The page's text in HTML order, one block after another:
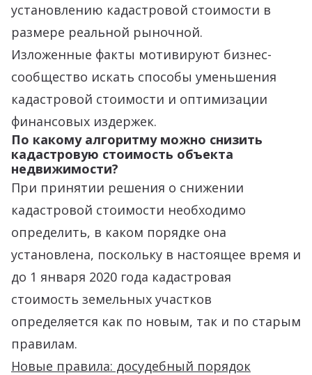
установлению кадастровой стоимости в
размере реальной рыночной.
Изложенные факты мотивируют бизнес-
сообщество искать способы уменьшения
кадастровой стоимости и оптимизации
финансовых издержек.
По какому алгоритму можно снизить
кадастровую стоимость объекта
недвижимости?
При принятии решения о снижении
кадастровой стоимости необходимо
определить, в каком порядке она
установлена, поскольку в настоящее время и
до 1 января 2020 года кадастровая
стоимость земельных участков
определяется как по новым, так и по старым
правилам.
Новые правила: досудебный порядок